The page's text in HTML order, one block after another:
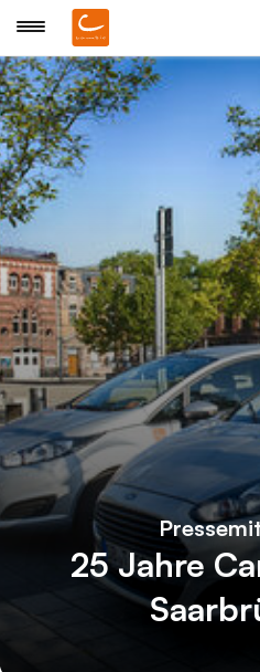
25 Jahre